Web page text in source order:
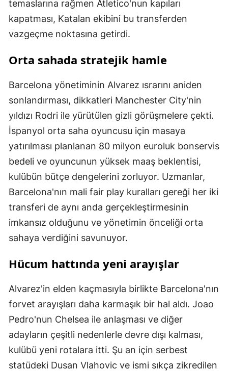
temaslarına rağmen Atletico'nun kapıları
kapatması, Katalan ekibini bu transferden
vazgeçme noktasına getirdi.
Orta sahada stratejik hamle
Barcelona yönetiminin Alvarez ısrarını aniden
sonlandırması, dikkatleri Manchester City'nin
yıldızı Rodri ile yürütülen gizli görüşmelere çekti.
İspanyol orta saha oyuncusu için masaya
yatırılması planlanan 80 milyon euroluk bonservis
bedeli ve oyuncunun yüksek maaş beklentisi,
kulübün bütçe dengelerini zorluyor. Uzmanlar,
Barcelona'nın mali fair play kuralları gereği her iki
transferi de aynı anda gerçekleştirmesinin
imkansız olduğunu ve yönetimin önceliği orta
sahaya verdiğini savunuyor.
Hücum hattında yeni arayışlar
Alvarez'in elden kaçmasıyla birlikte Barcelona'nın
forvet arayışları daha karmaşık bir hal aldı. Joao
Pedro'nun Chelsea ile anlaşması ve diğer
adayların çeşitli nedenlerle devre dışı kalması,
kulübü yeni rotalara itti. Şu an için serbest
statüdeki Dusan Vlahovic ve ismi sıkça zikredilen